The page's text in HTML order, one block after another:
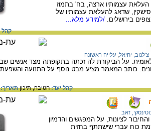
העלאת עצמותיו ארצה, בח' בתמוז
אוסישקין, שדאג להעלאת עצמותיו של
בירושלים. /למידע מלא...
קהל
צ'לנוב, יחיאל עלייה ראשונה
לאומית. על הביקורת לה זכתה בתקופתה מצד אנשים
כותב המאמר מציע מבט נוסף על התנועה
קהל יעד:חטיבה,תיכון
זאב
לציונות, על המפגשים והדמיון
כוח עברי שישתתף בחזית